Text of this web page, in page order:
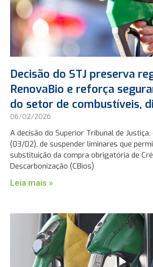
Decisão do STJ preserva
RenovaBio e reforça
do setor de combustíveis,
06/02/2026
A decisão do Superior Tribunal de
(03/02), de suspender liminares que
substituição da compra obrigatória de
Descarbonização (CBios)
Leia mais »